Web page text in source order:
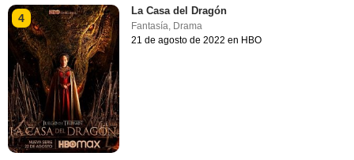
4
La Casa del Dragón
Fantasía, Drama
21 de agosto de 2022 en HBO